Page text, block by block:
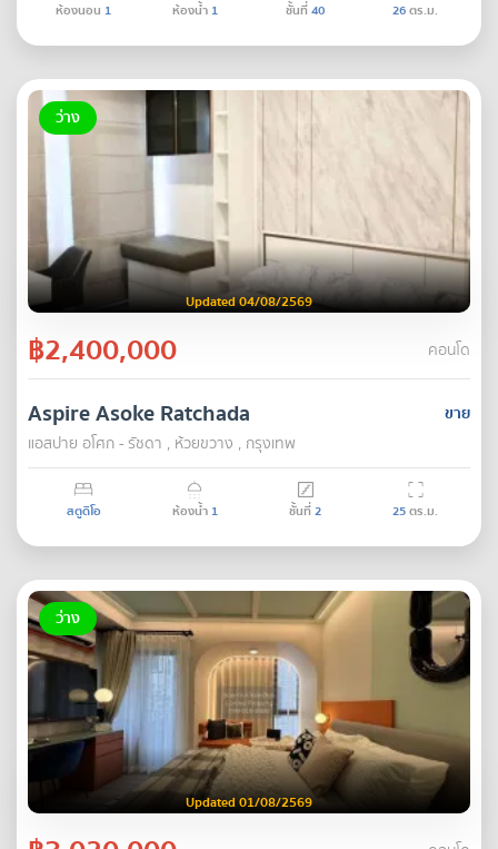
ห้องนอน 1 ห้องน้ำ 1 ชั้นที่40 26ตร.ม.
ว่าง
Updated 04/08/2569
฿2,400,000 คอนโด
ขาย
Aspire Asoke Ratchada
แอสปาย อโศก - รัชดา , ห้วยขวาง , กรุงเทพ
สตูดิโอ ห้องน้ำ 1 ชั้นที่2 25ตร.ม.
ว่าง
Updated 01/08/2569